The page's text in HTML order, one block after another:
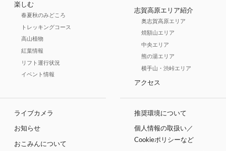
楽しむ
春夏秋のみどころ
トレッキングコース
高山植物
紅葉情報
リフト運行状況
イベント情報
志賀高原エリア紹介
奥志賀高原エリア
焼額山エリア
中央エリア
熊の湯エリア
横手山・渋峠エリア
アクセス
ライブカメラ
お知らせ
おこみんについて
推奨環境について
個人情報の取扱い／
Cookieポリシーなど